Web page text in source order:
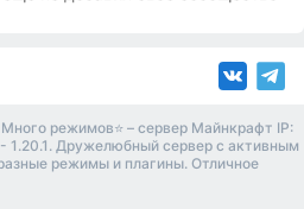
режимов⭐ – сервер Майнкрафт IP:
1.20.1. Дружелюбный сервер с активным
режимы и плагины. Отличное